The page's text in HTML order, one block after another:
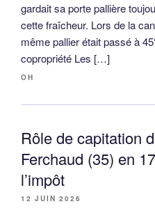
gardait sa porte pallière
cette fraîcheur. Lors de la
même pallier était passé à
copropriété Les […]
OH
Rôle de capitation
Ferchaud (35) en
l’impôt
12 JUIN 2026